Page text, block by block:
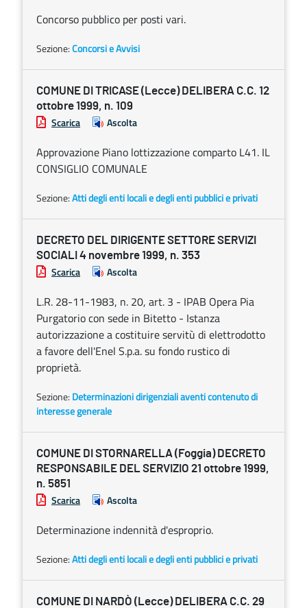
Concorso pubblico per posti vari.
Sezione:Concorsi e Avvisi
COMUNE DI TRICASE (Lecce) DELIBERA C.C. 12
ottobre 1999, n. 109
Scarica Ascolta
Approvazione Piano lottizzazione comparto L41. IL
CONSIGLIO COMUNALE
Sezione:Atti degli enti locali e degli enti pubblici e privati
DECRETO DEL DIRIGENTE SETTORE SERVIZI
SOCIALI 4 novembre 1999, n. 353
Scarica Ascolta
L.R. 28-11-1983, n. 20, art. 3 - IPAB Opera Pia
Purgatorio con sede in Bitetto - Istanza
autorizzazione a costituire servitù di elettrodotto
a favore dell'Enel S.p.a. su fondo rustico di
proprietà.
Sezione: Determinazioni dirigenziali aventi contenuto di
interesse generale
COMUNE DI STORNARELLA (Foggia) DECRETO
RESPONSABILE DEL SERVIZIO 21 ottobre 1999,
n. 5851
Scarica Ascolta
Determinazione indennità d'esproprio.
Sezione:Atti degli enti locali e degli enti pubblici e privati
COMUNE DI NARDÒ (Lecce) DELIBERA C.C. 29